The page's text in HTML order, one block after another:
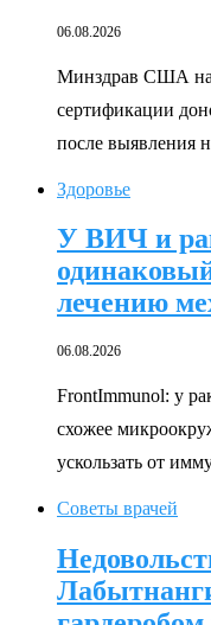
06.08.2026
Минздрав США
сертификации
после выявления
Здоровье
У ВИЧ и
лечению
06.08.2026
FrontImmunol: у
схожее
ускользать от
Советы врачей